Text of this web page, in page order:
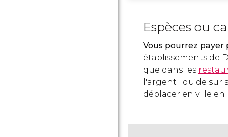
Espèces ou
Vous pourrez payer
établissements de
que dans les
l'argent liquide sur
déplacer en ville